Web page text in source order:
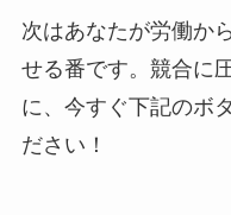
次はあなたが労働か
せる番です。競合に
に、今すぐ下記のボ
ださい！